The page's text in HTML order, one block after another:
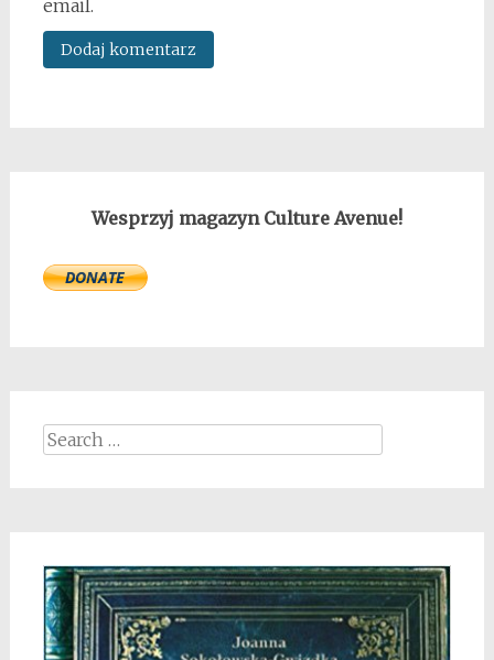
email.
Wesprzyj magazyn Culture Avenue!
Search